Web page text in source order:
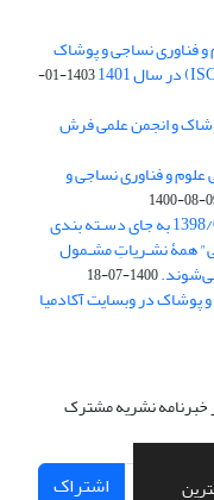
علمی علوم و فناوری نساجی و پوشاک
1403-01-
و انجمن علمی فرش
و فناوری نساجی و
1400-08-
از تاریخ ابلاغ آیین نامه 11/25685 مورخ 1398/02/09 به جای دسـته بندی
همۀ نشـریاتِ مشـمول
1400-07-18
پوشاک در وبسایت آکادمیا
خبرنامه نشریه مشترک
اشتراک